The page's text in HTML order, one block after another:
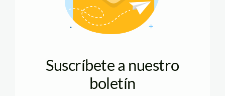
Suscríbete a nuestro
boletín